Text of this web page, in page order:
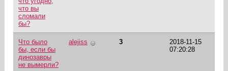
что вы
сломали
бы?
Что было
бы, если бы
динозавры
не вымерли?
alejiss 3
2018-11-15
07:20:28